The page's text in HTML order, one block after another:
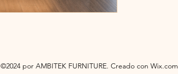
©2024 por AMBITEK FURNITURE. Creado con Wix.com